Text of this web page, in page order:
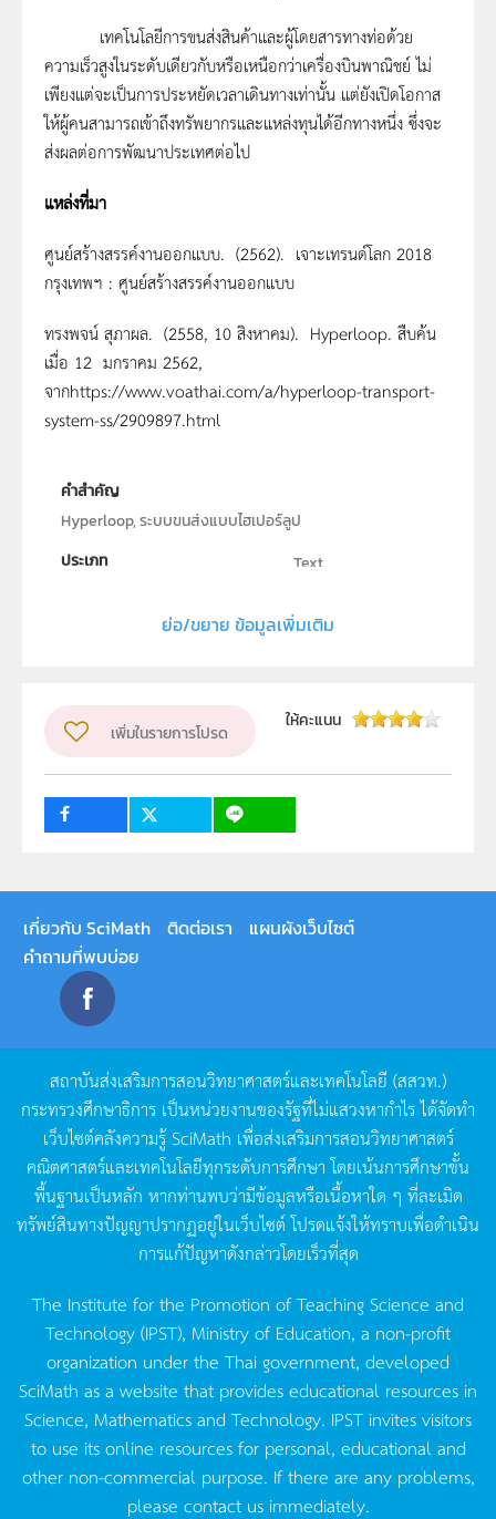
เทคโนโลยีการขนส่งสินค้าและผู้โดยสารทางท่อด้วย
ความเร็วสูงในระดับเดียวกับหรือเหนือกว่าเครื่องบินพาณิชย์ ไม่
เพียงแต่จะเป็นการประหยัดเวลาเดินทางเท่านั้น แต่ยังเปิดโอกาส
ให้ผู้คนสามารถเข้าถึงทรัพยากรและแหล่งทุนได้อีกทางหนึ่ง ซึ่งจะ
ส่งผลต่อการพัฒนาประเทศต่อไป
แหล่งที่มา
ศูนย์สร้างสรรค์งานออกแบบ. (2562). เจาะเทรนด์โลก 2018
กรุงเทพฯ : ศูนย์สร้างสรรค์งานออกแบบ
ทรงพจน์ สุภาผล. (2558, 10 สิงหาคม). Hyperloop. สืบค้น
เมื่อ 12 มกราคม 2562,
จากhttps://www.voathai.com/a/hyperloop-transport-
system-ss/2909897.html
คำสำคัญ
Hyperloop, ระบบขนส่งแบบไฮเปอร์ลูป
ประเภท
Text
สถาบันส่งเสริมการสอนวิทยาศาสตร์และเทคโนโลยี (สสวท.)
วิชา
เทคโนโลยี
กลุ่มเป้าหมาย
ครู, นักเรียน, บุคคลทั่วไป
ย่อ/ขยาย ข้อมูลเพิ่มเติม
เพิ่มในรายการโปรด
ให้คะแนน
เกี่ยวกับ SciMath ติดต่อเรา
แผนผังเว็บไซต์
คำถามที่พบบ่อย
สถาบันส่งเสริมการสอนวิทยาศาสตร์และเทคโนโลยี (สสวท.)
กระทรวงศึกษาธิการ เป็นหน่วยงานของรัฐที่ไม่แสวงหากำไรได้จัดทำ
เว็บไซต์คลังความรู้SciMath เพื่อส่งเสริมการสอนวิทยาศาสตร์
คณิตศาสตร์และเทคโนโลยีทุกระดับการศึกษา โดยเน้นการศึกษาขั้น
พื้นฐานเป็นหลัก หากท่านพบว่ามีข้อมูลหรือเนื้อหาใด ๆ ที่ละเมิด
ทรัพย์สินทางปัญญาปรากฏอยู่ในเว็บไซต์โปรดแจ้งให้ทราบเพื่อดำเนิน
การแก้ปัญหาดังกล่าวโดยเร็วที่สุด
The Institute for the Promotion of Teaching Science and
Technology (IPST), Ministry of Education, a non-profit
organization under the Thai government, developed
SciMath as a website that provides educational resources in
Science, Mathematics and Technology. IPST invites visitors
to use its online resources for personal, educational and
other non-commercial purpose. If there are any problems,
please contact us immediately.